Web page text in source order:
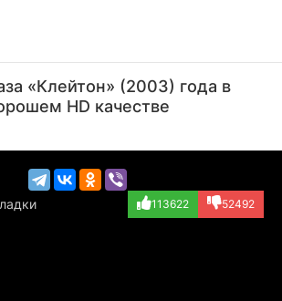
(Hardy)
«Клейтон» (2003) года в
HD качестве
113622 52492